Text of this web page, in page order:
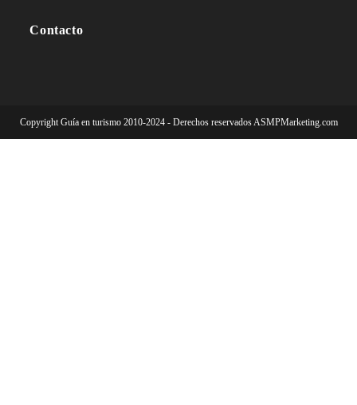
Contacto
Copyright Guía en turismo 2010-2024 - Derechos reservados ASMPMarketing.com